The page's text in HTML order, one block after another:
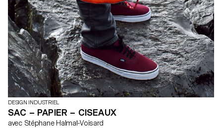
DESIGN INDUSTRIEL
SAC – PAPIER – CISEAUX
avec Stéphane Halmaï-Voisard